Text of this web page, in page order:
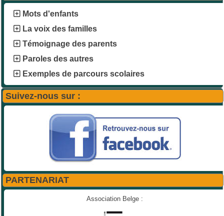
Mots d'enfants
La voix des familles
Témoignage des parents
Paroles des autres
Exemples de parcours scolaires
Suivez-nous sur :
PARTENARIAT
Association Belge :